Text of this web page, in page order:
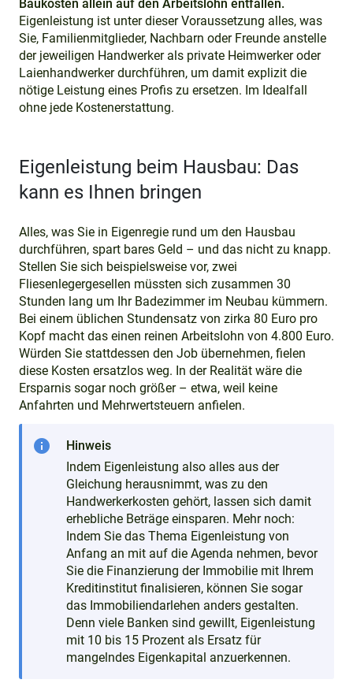
Baukosten allein auf den Arbeitslohn entfallen.
Eigenleistung ist unter dieser Voraussetzung alles, was
Sie, Familienmitglieder, Nachbarn oder Freunde anstelle
der jeweiligen Handwerker als private Heimwerker oder
Laienhandwerker durchführen, um damit explizit die
nötige Leistung eines Profis zu ersetzen. Im Idealfall
ohne jede Kostenerstattung.
Eigenleistung beim Hausbau: Das
kann es Ihnen bringen
Alles, was Sie in Eigenregie rund um den Hausbau
durchführen, spart bares Geld – und das nicht zu knapp.
Stellen Sie sich beispielsweise vor, zwei
Fliesenlegergesellen müssten sich zusammen 30
Stunden lang um Ihr Badezimmer im Neubau kümmern.
Bei einem üblichen Stundensatz von zirka 80 Euro pro
Kopf macht das einen reinen Arbeitslohn von 4.800 Euro.
Würden Sie stattdessen den Job übernehmen, fielen
diese Kosten ersatzlos weg. In der Realität wäre die
Ersparnis sogar noch größer – etwa, weil keine
Anfahrten und Mehrwertsteuern anfielen.
info
Hinweis
Indem Eigenleistung also alles aus der
Gleichung herausnimmt, was zu den
Handwerkerkosten gehört, lassen sich damit
erhebliche Beträge einsparen. Mehr noch:
Indem Sie das Thema Eigenleistung von
Anfang an mit auf die Agenda nehmen, bevor
Sie die Finanzierung der Immobilie mit Ihrem
Kreditinstitut finalisieren, können Sie sogar
das Immobiliendarlehen anders gestalten.
Denn viele Banken sind gewillt, Eigenleistung
mit 10 bis 15 Prozent als Ersatz für
mangelndes Eigenkapital anzuerkennen.